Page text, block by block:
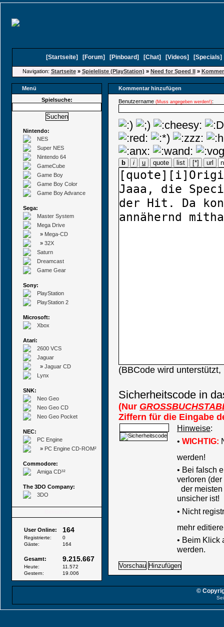
[Startseite] [Forum] [Pinboard] [Chat] [Videos] [Specials
Navigation: Startseite» Spieleliste (PlayStation) » Need for Speed II»
Menü
Kommentar hinzufügen
Spielsuche:
Nintendo:
NES
Super NES
Nintendo 64
GameCube
Game Boy
Game Boy Color
Game Boy Advance
Sega:
Master System
Mega Drive
» Mega-CD
» 32X
Saturn
Dreamcast
Game Gear
Sony:
PlayStation
PlayStation 2
Microsoft:
Xbox
Atari:
2600 VCS
Jaguar
» Jaguar CD
Lynx
SNK:
Neo Geo
Neo Geo CD
Neo Geo Pocket
NEC:
PC Engine
» PC Engine CD-ROM²
Commodore:
Amiga CD³²
The 3DO Company:
3DO
User Online: 164
Registrierte:
0
Gäste:
164
Gesamt: 9.215.667
Heute:
11.572
Gestern:
19.006
Benutzername (Muss angegeben werden!):
b i u quote list [*] url
(BBCode wird
Sicherheitscode in
(Nur
Ziffern für die Eingabe
Hinweise:
• WICHTIG:
werden!
• Bei falsch
verloren
der
unsicher ist!
• Nicht
mehr
• Beim Klick
werden.
©